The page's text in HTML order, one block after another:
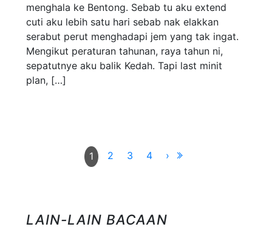
menghala ke Bentong. Sebab tu aku extend
cuti aku lebih satu hari sebab nak elakkan
serabut perut menghadapi jem yang tak ingat.
Mengikut peraturan tahunan, raya tahun ni,
sepatutnye aku balik Kedah. Tapi last minit
plan, […]
1 2 3 4 ›
LAIN-LAIN BACAAN